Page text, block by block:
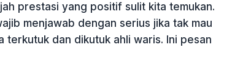
prestasi yang positif sulit kita temukan.
menjawab dengan serius jika tak mau
terkutuk dan dikutuk ahli waris. Ini pesan